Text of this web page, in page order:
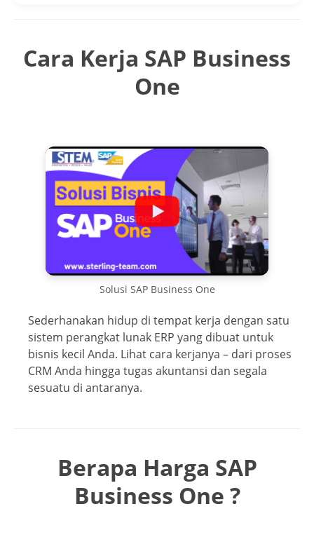
Cara Kerja SAP Business
One
Solusi SAP Business One
Sederhanakan hidup di tempat kerja dengan satu
sistem perangkat lunak ERP yang dibuat untuk
bisnis kecil Anda. Lihat cara kerjanya – dari proses
CRM Anda hingga tugas akuntansi dan segala
sesuatu di antaranya.
Berapa Harga SAP
Business One ?